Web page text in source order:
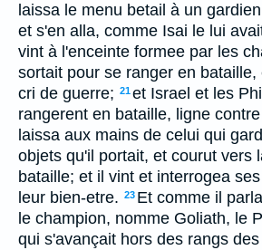
laissa le menu betail à un
et s'en alla, comme Isai le lui
vint à l'enceinte formee par les
sortait pour se ranger en
cri de guerre; 21et Israel et les
rangerent en bataille, ligne
laissa aux mains de celui qui
objets qu'il portait, et courut vers
bataille; et il vint et interrogea
leur bien-etre. 23 Et comme il
le champion, nomme Goliath, le
qui s'avançait hors des rangs des